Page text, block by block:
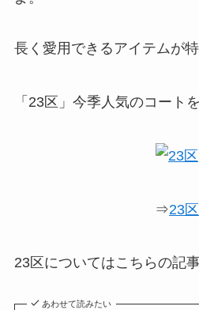
長く愛用できるアイテムが特
「23区」今季人気のコート
⇒23区
23区についてはこちらの記
あわせて読みたい